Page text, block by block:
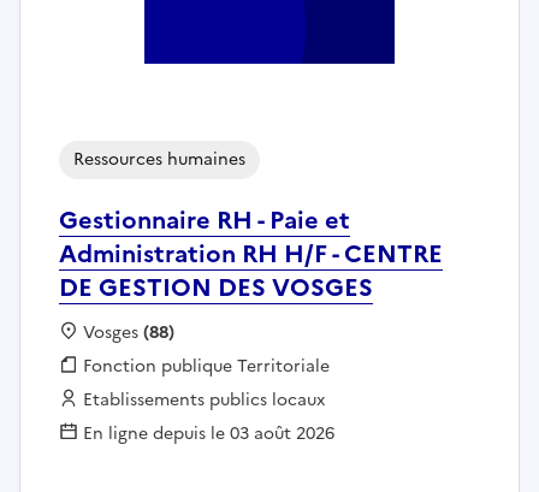
Gestionnaire RH - Paie et
Administration RH H/F - CENTRE
DE GESTION DES VOSGES
Ressources humaines
Localisation :
Vosges(88)
Fonction publique :
Fonction publique Territoriale
Employeur :
Etablissements publics locaux
En ligne depuis le 03 août 2026